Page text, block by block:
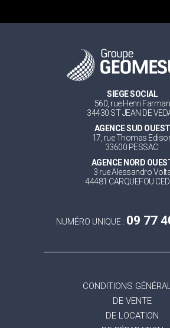
SIEGE SOCIAL
560, rue Henri Farman
34430 ST JEAN DE
AGENCE SUD OUEST
17, rue Thomas
33600 PESSAC
AGENCE NORD
3 rue Alessandro
44481 CARQUEFOU
NUMÉRO UNIQUE : 09 77
CONDITIONS
DE VENTE
DE LOCATION